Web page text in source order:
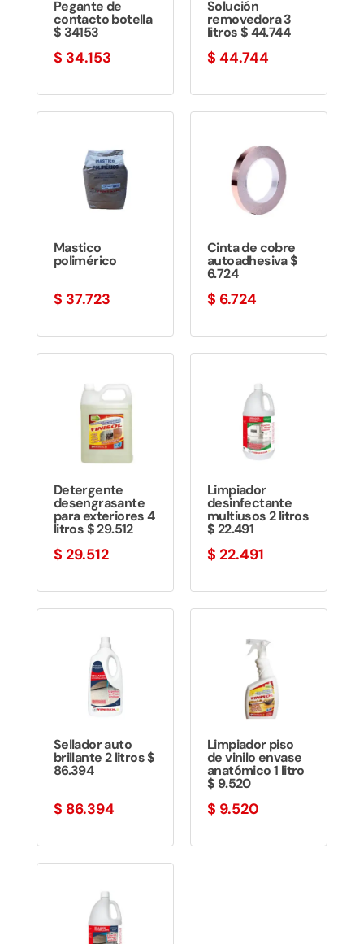
Pegante de
contacto botella
$ 34153
$ 34.153
Solución
removedora 3
litros $ 44.744
$ 44.744
Mastico
polimérico
$ 37.723
Cinta de cobre
autoadhesiva $
6.724
$ 6.724
Detergente
desengrasante
para exteriores 4
litros $ 29.512
$ 29.512
Limpiador
desinfectante
multiusos 2 litros
$ 22.491
$ 22.491
Sellador auto
brillante 2 litros $
86.394
$ 86.394
Limpiador piso
de vinilo envase
anatómico 1 litro
$ 9.520
$ 9.520